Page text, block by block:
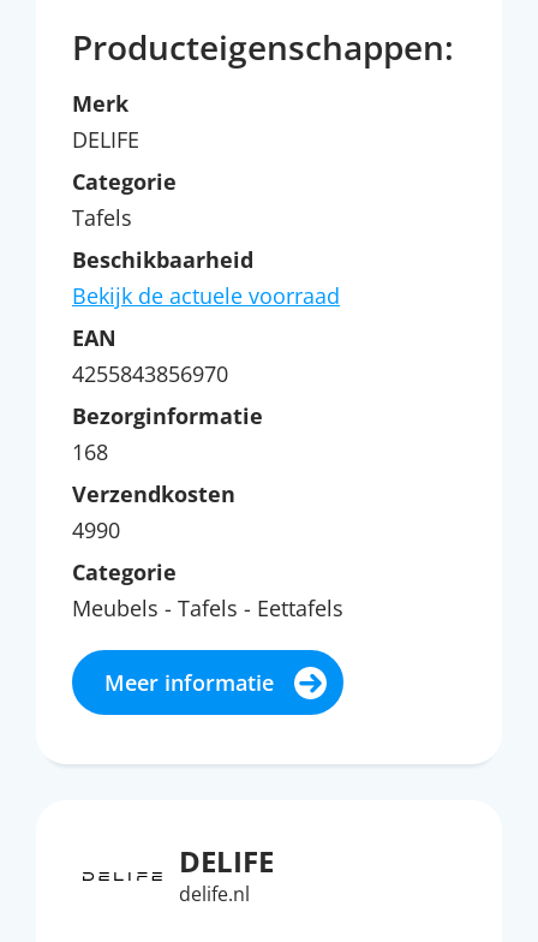
Producteigenschappen:
Merk
DELIFE
Categorie
Tafels
Beschikbaarheid
Bekijk de actuele voorraad
EAN
4255843856970
Bezorginformatie
168
Verzendkosten
4990
Categorie
Meubels - Tafels - Eettafels
Meer informatie
DELIFE
delife.nl